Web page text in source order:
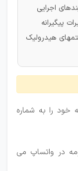
اجرایی
پیگیرانه
هیدرولیک
خود را به شماره
در واتساپ می